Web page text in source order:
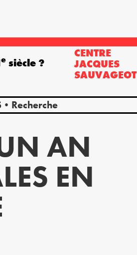
CENTRE
JACQUES
SAUVAGEOT
Recherche
e siècle ?
AN
EN